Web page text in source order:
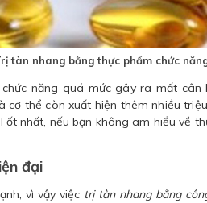
tàn nhang bằng thực phẩm chức
năng quá mức gây ra mất
thể còn xuất hiện thêm nhiều
nhất, nếu bạn không am hiểu về
đại
vì vậy việc trị tàn nhang bằng